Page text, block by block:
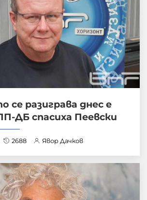
се разиграва днес е
ДБ спасиха Пеевски
2688 Явор Дачков